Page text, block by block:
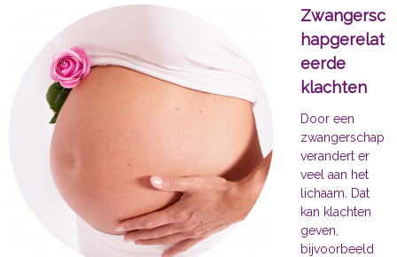
Zwangersc
hapgerelat
eerde
klachten
Door een
zwangerschap
verandert er
veel aan het
lichaam. Dat
kan klachten
geven,
bijvoorbeeld